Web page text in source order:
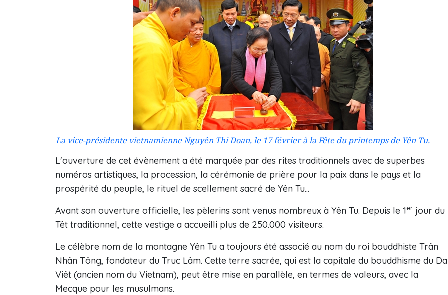
La vice-présidente vietnamienne Nguyên Thi Doan, le 17 février à la Fête du printemps de Yên Tu.
L'ouverture de cet évènement a été marquée par des rites traditionnels avec de superbes
numéros artistiques, la procession, la cérémonie de prière pour la paix dans le pays et la
prospérité du peuple, le rituel de scellement sacré de Yên Tu...
Avant son ouverture officielle, les pèlerins sont venus nombreux à Yên Tu. Depuis le 1er jour du
Têt traditionnel, cette vestige a accueilli plus de 250.000 visiteurs.
Le célèbre nom de la montagne Yên Tu a toujours été associé au nom du roi bouddhiste Trân
Nhân Tông, fondateur du Truc Lâm. Cette terre sacrée, qui est la capitale du bouddhisme du
Viêt (ancien nom du Vietnam), peut être mise en parallèle, en termes de valeurs, avec la
Mecque pour les musulmans.